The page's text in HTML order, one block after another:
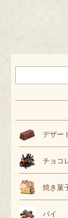
デザー
チョコ
焼き菓
パイ